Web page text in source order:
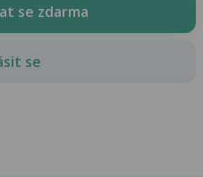
se zdarma
se